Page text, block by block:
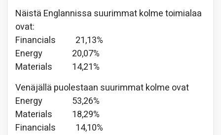
Näistä Englannissa suurimmat kolme toimialaa
ovat:
Financials 21,13%
Energy 20,07%
Materials 14,21%
Venäjällä puolestaan suurimmat kolme ovat
Energy 53,26%
Materials 18,29%
Financials 14,10%